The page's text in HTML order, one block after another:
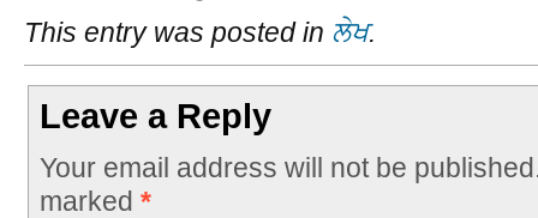
This entry was posted in ਲੇਖ.
Leave a Reply
Your email address will not be
marked *